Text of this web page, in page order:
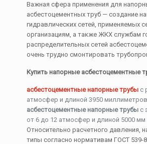
Важная сфера применения для
асбестоцементных труб — создание
гидравлических сетей,
организациям, а также ЖКХ службам
распределительных сетей
очень трудно смонтировать
Купить напорные асбестоцементные
асбестоцементные напорные трубыс
атмосфер и длиной 3950
асбестоцементные напорные трубыс
от 6 до 12 атмосфер и длиной 5000
Относительно расчетного давления,
типы согласно нормативам ГОСТ 539-